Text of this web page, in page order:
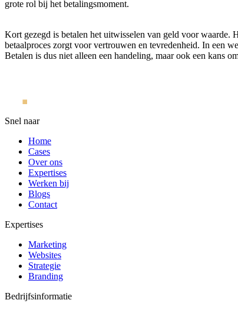
grote rol bij het betalingsmoment.
Kort gezegd is betalen het uitwisselen van geld voor waarde.
betaalproces zorgt voor vertrouwen en tevredenheid. In een
Betalen is dus niet alleen een handeling, maar ook een kans
Snel naar
Home
Cases
Over ons
Expertises
Werken bij
Blogs
Contact
Expertises
Marketing
Websites
Strategie
Branding
Bedrijfsinformatie